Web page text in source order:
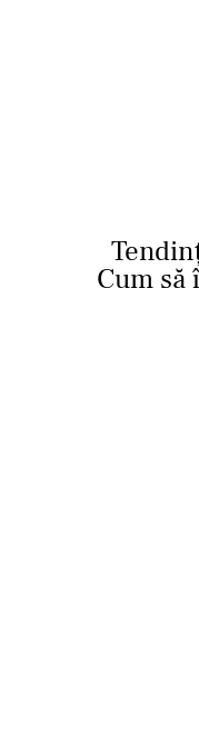
Cum să